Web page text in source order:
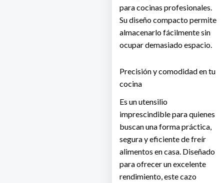
para cocinas profesionales.
Su diseño compacto permite
almacenarlo fácilmente sin
ocupar demasiado espacio.
Precisión y comodidad en tu
cocina
Es un utensilio
imprescindible para quienes
buscan una forma práctica,
segura y eficiente de freír
alimentos en casa. Diseñado
para ofrecer un excelente
rendimiento, este cazo